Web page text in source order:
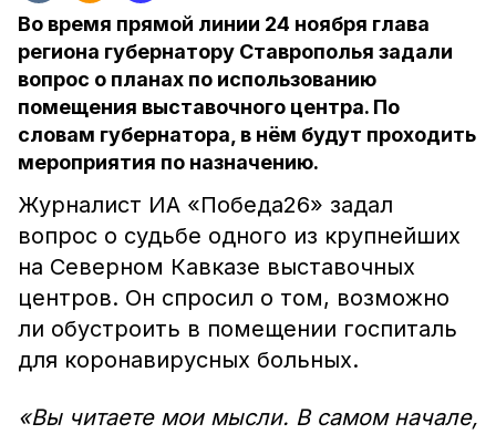
Во время прямой линии 24 ноября глава
региона губернатору Ставрополья задали
вопрос о планах по использованию
помещения выставочного центра. По
словам губернатора, в нём будут проходить
мероприятия по назначению.
Журналист ИА «Победа26» задал
вопрос о судьбе одного из крупнейших
на Северном Кавказе выставочных
центров. Он спросил о том, возможно
ли обустроить в помещении госпиталь
для коронавирусных больных.
«Вы читаете мои мысли. В самом начале,